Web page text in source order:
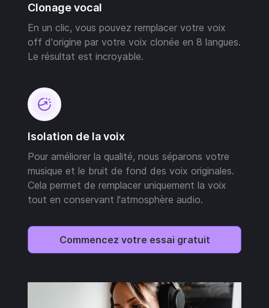
Clonage vocal
En un clic, vous pouvez remplacer votre voix
off d'origine par votre voix clonée en 8 langues.
Le résultat est incroyable.
Isolation de la voix
Pour améliorer la qualité, nous séparons votre
musique et le bruit de fond des voix originales.
Cela permet de remplacer uniquement la voix
tout en conservant l'atmosphère audio.
Commencez votre essai gratuit